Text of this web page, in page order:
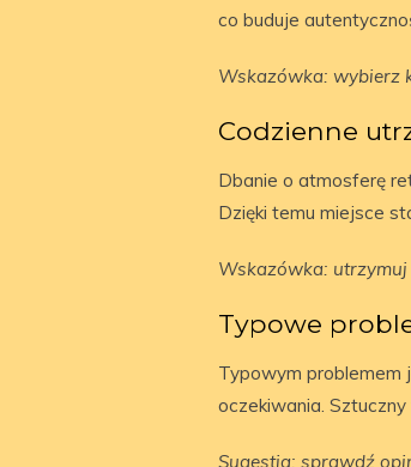
co buduje
Wskazówka: wybierz
Codzienne
Dbanie o atmosferę
Dzięki temu miejsce
Wskazówka:
Typowe
Typowym problemem
oczekiwania.
Sugestia: sprawdź